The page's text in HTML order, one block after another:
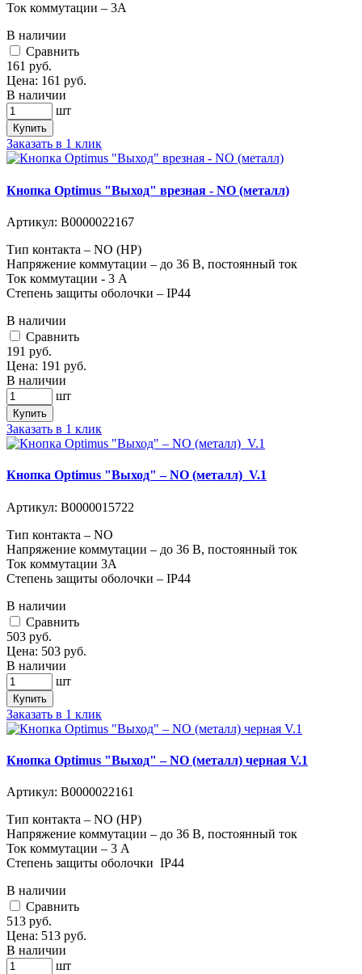
Ток коммутации – 3А
В наличии
Cравнить
161 руб.
Цена: 161 руб.
В наличии
шт
Купить
Заказать в 1 клик
Кнопка Optimus "Выход" врезная - NO (металл)
Артикул: В0000022167
Тип контакта – NO (НР)
Напряжение коммутации – до 36 В, постоянный ток
Ток коммутации - 3 А
Степень защиты оболочки – IP44
В наличии
Cравнить
191 руб.
Цена: 191 руб.
В наличии
шт
Купить
Заказать в 1 клик
Кнопка Optimus "Выход" – NO (металл)_V.1
Артикул: В0000015722
Тип контакта – NO
Напряжение коммутации – до 36 В, постоянный ток
Ток коммутации 3А
Степень защиты оболочки – IP44
В наличии
Cравнить
503 руб.
Цена: 503 руб.
В наличии
шт
Купить
Заказать в 1 клик
Кнопка Optimus "Выход" – NO (металл) черная V.1
Артикул: В0000022161
Тип контакта – NO (НР)
Напряжение коммутации – до 36 В, постоянный ток
Ток коммутации – 3 А
Степень защиты оболочки IP44
В наличии
Cравнить
513 руб.
Цена: 513 руб.
В наличии
шт